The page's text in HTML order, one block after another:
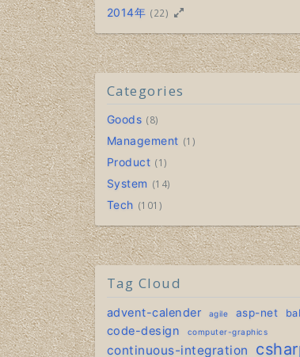
2014年 (22)
Categories
Goods 8
Management 1
Product 1
System 14
Tech 101
Tag Cloud
advent-calender agile asp-net
code-design computer-graphics
continuous-integration